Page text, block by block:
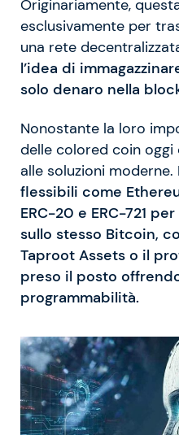
Originariamente,
esclusivamente per
una rete
l’idea di
solo denaro nella
Nonostante la loro
delle colored coin
alle soluzioni moderne.
flessibili come
ERC-20 e ERC-721
sullo stesso Bitcoin,
Taproot Assets o il
preso il posto
programmabilità.